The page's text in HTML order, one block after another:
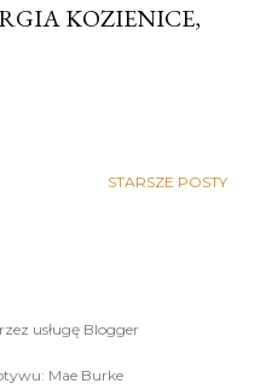
KOZIENICE,
STARSZE POSTY
usługę Blogger
Mae Burke